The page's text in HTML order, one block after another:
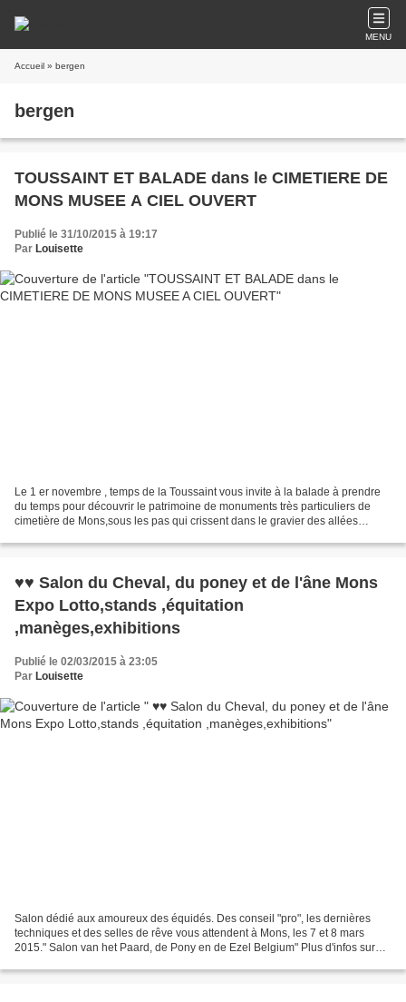
MENU
Accueil » bergen
bergen
TOUSSAINT ET BALADE dans le CIMETIERE DE
MONS MUSEE A CIEL OUVERT
Publié le 31/10/2015 à 19:17
Par Louisette
Le 1 er novembre , temps de la Toussaint vous invite à la balade à prendre
du temps pour découvrir le patrimoine de monuments très particuliers de
cimetière de Mons,sous les pas qui crissent dans le gravier des allées
♥♥ Salon du Cheval, du poney et de l'âne Mons
Expo Lotto,stands ,équitation
,manèges,exhibitions
Publié le 02/03/2015 à 23:05
Par Louisette
Salon dédié aux amoureux des équidés. Des conseil "pro", les dernières
techniques et des selles de rêve vous attendent à Mons, les 7 et 8 mars
2015." Salon van het Paard, de Pony en de Ezel Belgium" Plus d'infos sur
le-salon-du-cheval-du-poney-et-de-lane...